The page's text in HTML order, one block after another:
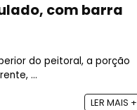
com barra
do peitoral, a porção
...
LER MAIS +